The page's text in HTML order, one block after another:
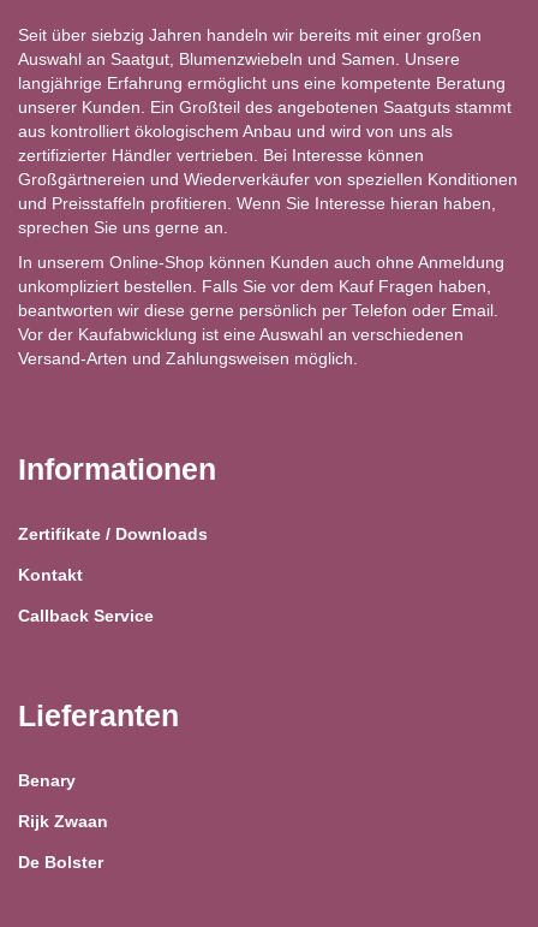
Seit über siebzig Jahren handeln wir bereits mit einer großen
Auswahl an Saatgut, Blumenzwiebeln und Samen. Unsere
langjährige Erfahrung ermöglicht uns eine kompetente Beratung
unserer Kunden. Ein Großteil des angebotenen Saatguts stammt
aus kontrolliert ökologischem Anbau und wird von uns als
zertifizierter Händler vertrieben. Bei Interesse können
Großgärtnereien und Wiederverkäufer von speziellen Konditionen
und Preisstaffeln profitieren. Wenn Sie Interesse hieran haben,
sprechen Sie uns gerne an.
In unserem Online-Shop können Kunden auch ohne Anmeldung
unkompliziert bestellen. Falls Sie vor dem Kauf Fragen haben,
beantworten wir diese gerne persönlich per Telefon oder Email.
Vor der Kaufabwicklung ist eine Auswahl an verschiedenen
Versand-Arten und Zahlungsweisen möglich.
Informationen
Zertifikate / Downloads
Kontakt
Callback Service
Lieferanten
Benary
Rijk Zwaan
De Bolster